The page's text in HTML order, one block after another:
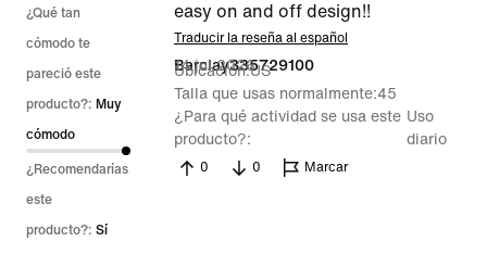
¿Qué tan
cómodo te
pareció este
producto?: Muy
cómodo
¿Recomendarías
este
producto?: Sí
easy on and off design!!
Traducir la reseña al español
Barclay335729100
14 jul 2026
Ubicación US
Talla que usas normalmente 45
¿Para qué actividad se usa este
producto?
Uso
diario
0 0 Marcar